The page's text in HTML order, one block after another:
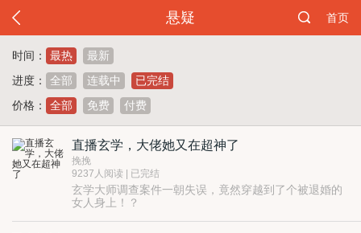
悬疑 首页
时间： 最热
最新
进度：
全部 连载中
已完结
价格：
全部 免费 付费
直播玄学，大佬她又在超神了
挽挽
9237人阅读 | 已完结
玄学大师调查案件一朝失误，竟然穿越到了个被退婚的
女人身上！？